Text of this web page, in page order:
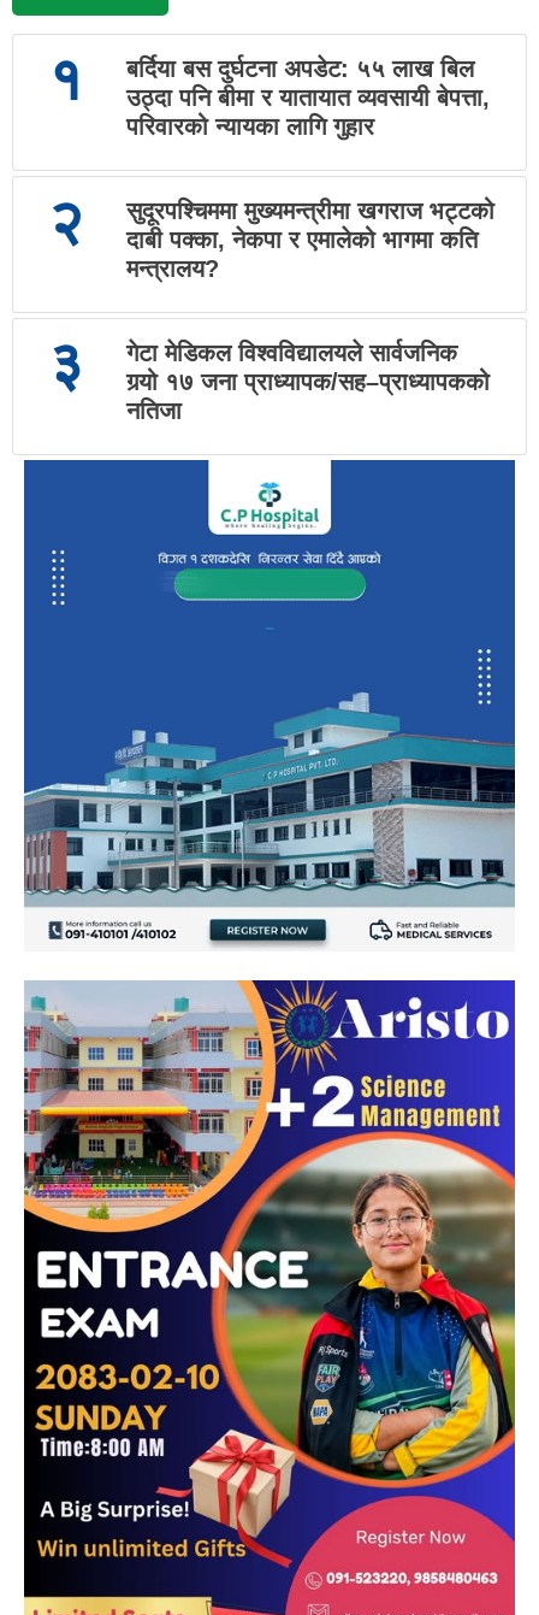
१
बर्दिया बस दुर्घटना अपडेट: ५५ लाख बिल
उठ्दा पनि बीमा र यातायात व्यवसायी बेपत्ता,
परिवारको न्यायका लागि गुहार
२
सुदूरपश्चिममा मुख्यमन्त्रीमा खगराज भट्टको
दाबी पक्का, नेकपा र एमालेको भागमा कति
मन्त्रालय?
३
गेटा मेडिकल विश्वविद्यालयले सार्वजनिक
गर्‍यो १७ जना प्राध्यापक/सह–प्राध्यापकको
नतिजा